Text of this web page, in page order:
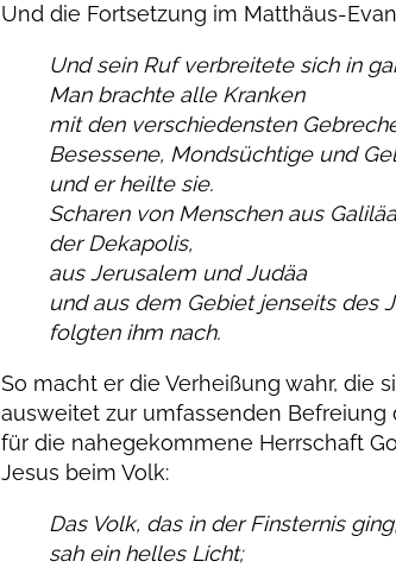
Und die Fortsetzung im Matthäus-
Und sein Ruf verbreitete sich in
Man brachte alle Kranken
mit den verschiedensten
Besessene, Mondsüchtige und
und er heilte sie.
Scharen von Menschen aus
der Dekapolis,
aus Jerusalem und Judäa
und aus dem Gebiet jenseits des
folgten ihm nach.
So macht er die Verheißung wahr, die
ausweitet zur umfassenden Befreiung
für die nahegekommene Herrschaft
Jesus beim Volk:
Das Volk, das in der Finsternis ging,
sah ein helles Licht;